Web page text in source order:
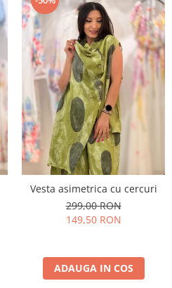
Vesta asimetrica cu cercuri
299,00 RON
149,50 RON
ADAUGA IN COS